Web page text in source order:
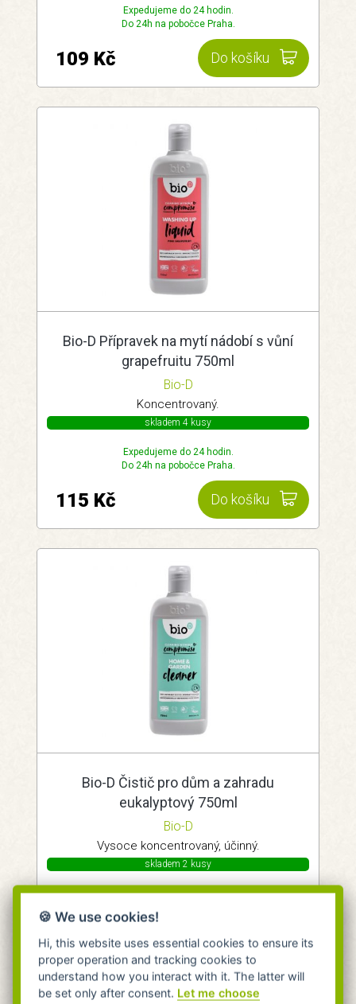
Expedujeme do 24 hodin.
Do 24h na pobočce Praha.
Do košíku
109 Kč
Bio-D Přípravek na mytí nádobí s vůní
grapefruitu 750ml
Bio-D
Koncentrovaný.
skladem 4 kusy
Expedujeme do 24 hodin.
Do 24h na pobočce Praha.
Do košíku
115 Kč
Bio-D Čistič pro dům a zahradu
eukalyptový 750ml
Bio-D
Vysoce koncentrovaný, účinný.
skladem 2 kusy
Expedujeme do 24 hodin.
Do košíku
119 Kč
🍪 We use cookies!
Hi, this website uses essential cookies to ensure its
proper operation and tracking cookies to
understand how you interact with it. The latter will
be set only after consent. Let me choose